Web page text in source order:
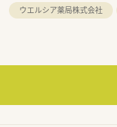
ウエルシア薬局株式会社